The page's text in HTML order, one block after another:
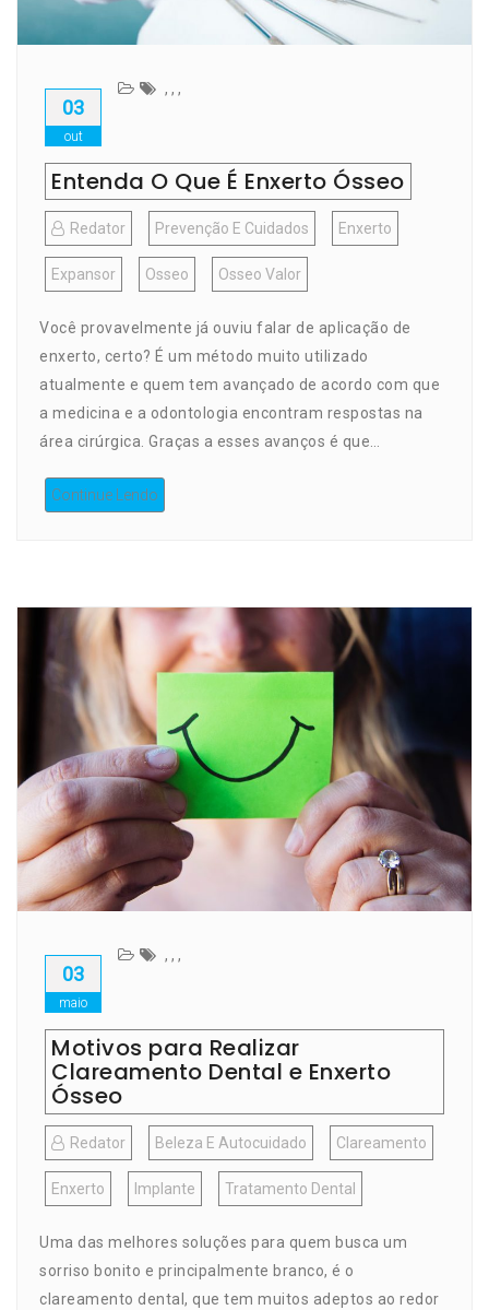
03
out
Entenda O Que É Enxerto Ósseo
Redator Prevenção E Cuidados Enxerto
,
Expansor
,
Osseo
,
Osseo Valor
Você provavelmente já ouviu falar de aplicação de
enxerto, certo? É um método muito utilizado
atualmente e quem tem avançado de acordo com que
a medicina e a odontologia encontram respostas na
área cirúrgica. Graças a esses avanços é que…
Continue Lendo
03
maio
Motivos para Realizar
Clareamento Dental e Enxerto
Ósseo
Redator Beleza E Autocuidado Clareamento
,
Enxerto
,
Implante
,
Tratamento Dental
Uma das melhores soluções para quem busca um
sorriso bonito e principalmente branco, é o
clareamento dental, que tem muitos adeptos ao redor